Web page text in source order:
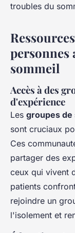
troubles du
personnes
sommeil
Accès à des
d'expérience
Les groupes
sont cruciaux
Ces
partager des
ceux qui vivent
patients
rejoindre un
l'isolement et